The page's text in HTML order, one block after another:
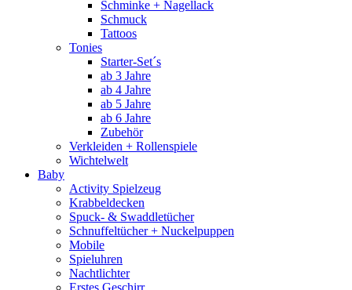
Schminke + Nagellack
Schmuck
Tattoos
Tonies
Starter-Set´s
ab 3 Jahre
ab 4 Jahre
ab 5 Jahre
ab 6 Jahre
Zubehör
Verkleiden + Rollenspiele
Wichtelwelt
Baby
Activity Spielzeug
Krabbeldecken
Spuck- & Swaddletücher
Schnuffeltücher + Nuckelpuppen
Mobile
Spieluhren
Nachtlichter
Erstes Geschirr